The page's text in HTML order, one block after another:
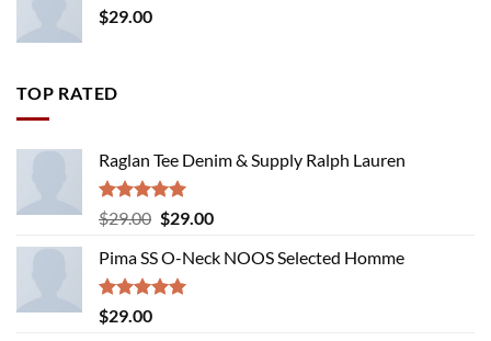
$29.00
TOP RATED
Raglan Tee Denim & Supply Ralph Lauren
Rated5.00
out of 5
$29.00 Original
was:
$29.00.
$29.00Current
is:
Pima SS O-Neck NOOS Selected Homme
Rated5.00
out of 5
$29.00